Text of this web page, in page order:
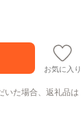
お気に入り
いた場合、返礼品は